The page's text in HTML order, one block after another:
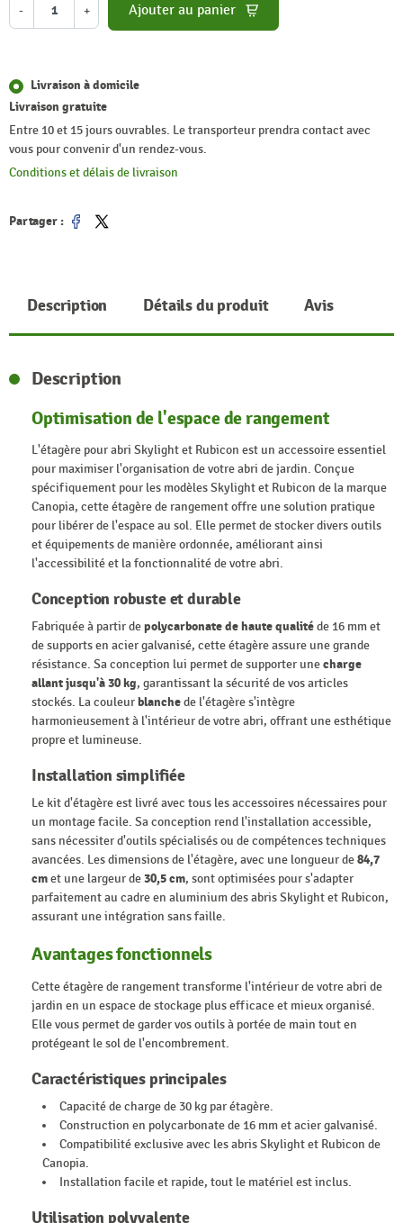
- + Ajouter au panier
Livraison à domicile
Livraison gratuite
Entre 10 et 15 jours ouvrables. Le transporteur prendra contact avec
vous pour convenir d'un rendez-vous.
Conditions et délais de livraison
Partager :
Partager
Tweet
Description Détails du produit Avis
Description
Optimisation de l'espace de rangement
L'étagère pour abri Skylight et Rubicon est un accessoire essentiel
pour maximiser l'organisation de votre abri de jardin. Conçue
spécifiquement pour les modèles Skylight et Rubicon de la marque
Canopia, cette étagère de rangement offre une solution pratique
pour libérer de l'espace au sol. Elle permet de stocker divers outils
et équipements de manière ordonnée, améliorant ainsi
l'accessibilité et la fonctionnalité de votre abri.
Conception robuste et durable
Fabriquée à partir depolycarbonate de haute qualitéde 16 mm et
de supports en acier galvanisé, cette étagère assure une grande
résistance. Sa conception lui permet de supporter unecharge
allant jusqu'à 30 kg, garantissant la sécurité de vos articles
stockés. La couleurblanchede l'étagère s'intègre
harmonieusement à l'intérieur de votre abri, offrant une esthétique
propre et lumineuse.
Installation simplifiée
Le kit d'étagère est livré avec tous les accessoires nécessaires pour
un montage facile. Sa conception rend l'installation accessible,
sans nécessiter d'outils spécialisés ou de compétences techniques
avancées. Les dimensions de l'étagère, avec une longueur de84,7
cmet une largeur de30,5 cm, sont optimisées pour s'adapter
parfaitement au cadre en aluminium des abris Skylight et Rubicon,
assurant une intégration sans faille.
Avantages fonctionnels
Cette étagère de rangement transforme l'intérieur de votre abri de
jardin en un espace de stockage plus efficace et mieux organisé.
Elle vous permet de garder vos outils à portée de main tout en
protégeant le sol de l'encombrement.
Caractéristiques principales
Capacité de charge de 30 kg par étagère.
Construction en polycarbonate de 16 mm et acier galvanisé.
Compatibilité exclusive avec les abris Skylight et Rubicon de
Canopia.
Installation facile et rapide, tout le matériel est inclus.
Utilisation polyvalente